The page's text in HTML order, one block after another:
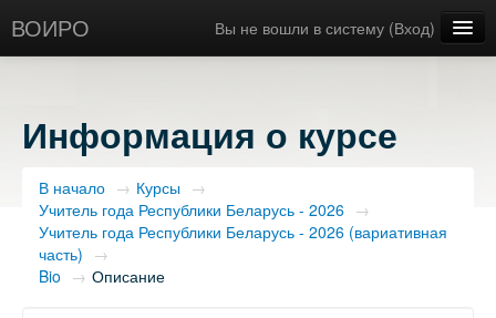
ВОИРО Вы не вошли в систему (Вход)
Информация о курсе
В начало → Курсы →
Учитель года Республики Беларусь - 2026 →
Учитель года Республики Беларусь - 2026 (вариативная
часть) →
Bio → Описание